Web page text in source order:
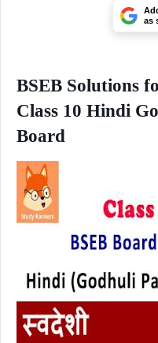
as
BSEB Solutions
Class 10 Hindi
Board